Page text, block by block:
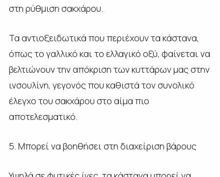
στη ρύθμιση σακχάρου.
Τα αντιοξειδωτικά που περιέχουν τα κάστανα,
όπως το γαλλικό και το ελλαγικό οξύ, φαίνεται να
βελτιώνουν την απόκριση των κυττάρων μας στην
ινσουλίνη, γεγονός που καθιστά τον συνολικό
έλεγχο του σακχάρου στο αίμα πιο
αποτελεσματικό.
5. Μπορεί να βοηθήσει στη διαχείριση βάρους